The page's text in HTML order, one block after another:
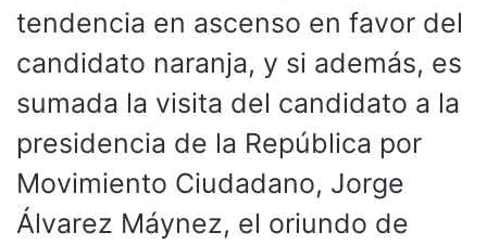
tendencia en ascenso en favor del
candidato naranja, y si además, es
sumada la visita del candidato a la
presidencia de la República por
Movimiento Ciudadano, Jorge
Álvarez Máynez, el oriundo de